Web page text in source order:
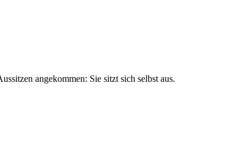
angekommen: Sie sitzt sich selbst aus.